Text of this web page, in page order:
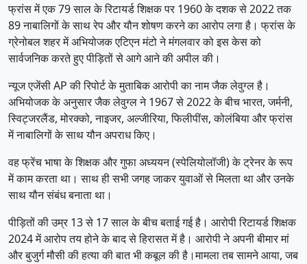
फ्रांस में एक 79 साल के रिटायर्ड शिक्षक पर 1960 के दशक से 2022 तक
89 नाबालिगों के साथ रेप और यौन शोषण करने का आरोप लगा है। फ्रांस के
ग्रेनोबल शहर में अभियोजक एटिएन मंटो ने मंगलवार को इस केस को
सार्वजनिक करते हुए पीड़ितों से आगे आने की अपील की।
न्यूज एजेंसी AP की रिपोर्ट के मुताबिक आरोपी का नाम जैक लेवुग्ल है।
अभियोजक के अनुसार जैक लेवुग्ल ने 1967 से 2022 के बीच भारत, जर्मनी,
स्विट्जरलैंड, मोरक्को, नाइजर, अल्जीरिया, फिलीपींस, कोलंबिया और फ्रांस
में नाबालिगों के साथ यौन अपराध किए।
वह फ्रेंच भाषा के शिक्षक और गुफा अध्ययन (स्पेलियोलॉजी) के ट्रेनर के रूप
में काम करता था। साथ ही सभी जगह जाकर युवाओं से मिलता था और उनके
साथ यौन संबंध बनाता था।
पीड़ितों की उम्र 13 से 17 साल के बीच बताई गई है। आरोपी रिटायर्ड शिक्षक
2024 में आरोप तय होने के बाद से हिरासत में है। आरोपी ने अपनी बीमार मां
और बुजुर्ग मौसी की हत्या की बात भी कबूल की है।मामला तब सामने आया, जब